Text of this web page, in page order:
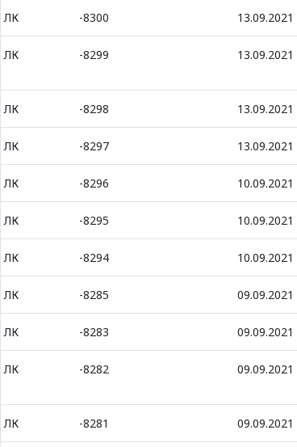
ЛК -8300 13.09.2021
ЛК -8299 13.09.2021
ЛК -8298 13.09.2021
ЛК -8297 13.09.2021
ЛК -8296 10.09.2021
ЛК -8295 10.09.2021
ЛК -8294 10.09.2021
ЛК -8285 09.09.2021
ЛК -8283 09.09.2021
ЛК -8282 09.09.2021
ЛК -8281 09.09.2021